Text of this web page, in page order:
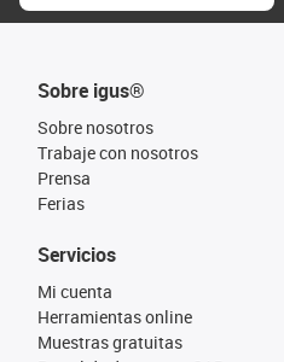
Sobre igus®
Sobre nosotros
Trabaje con nosotros
Prensa
Ferias
Servicios
Mi cuenta
Herramientas online
Muestras gratuitas